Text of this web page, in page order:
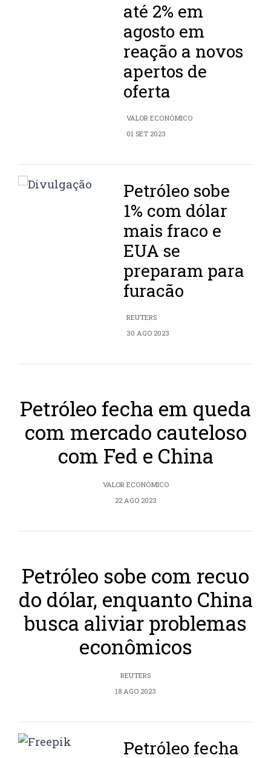
até 2% em
agosto em
reação a novos
apertos de
oferta
VALOR ECONÔMICO
01 SET 2023
Petróleo sobe
1% com dólar
mais fraco e
EUA se
preparam para
furacão
REUTERS
30 AGO 2023
Petróleo fecha em queda
com mercado cauteloso
com Fed e China
VALOR ECONÔMICO
22 AGO 2023
Petróleo sobe com recuo
do dólar, enquanto China
busca aliviar problemas
econômicos
REUTERS
18 AGO 2023
Petróleo fecha